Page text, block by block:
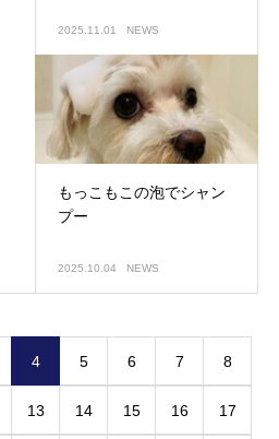
2025.11.01 NEWS
もっこもこの泡でシャン
プー
2025.10.04 NEWS
4 5 6 7 8
13 14 15 16 17